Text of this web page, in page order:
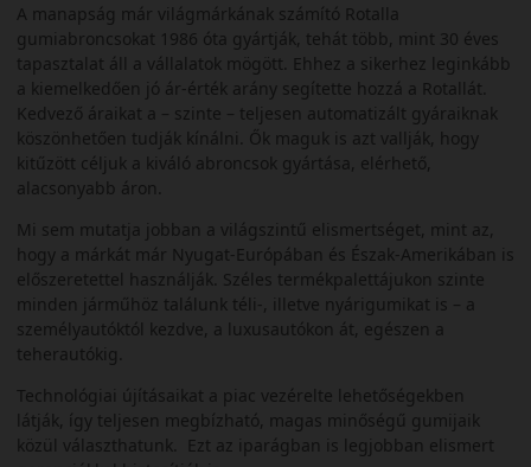
A manapság már világmárkának számító Rotalla
gumiabroncsokat 1986 óta gyártják, tehát több, mint 30 éves
tapasztalat áll a vállalatok mögött. Ehhez a sikerhez leginkább
a kiemelkedően jó ár-érték arány segítette hozzá a Rotallát.
Kedvező áraikat a – szinte – teljesen automatizált gyáraiknak
köszönhetően tudják kínálni. Ők maguk is azt vallják, hogy
kitűzött céljuk a kiváló abroncsok gyártása, elérhető,
alacsonyabb áron.
Mi sem mutatja jobban a világszintű elismertséget, mint az,
hogy a márkát már Nyugat-Európában és Észak-Amerikában is
előszeretettel használják. Széles termékpalettájukon szinte
minden járműhöz találunk téli-, illetve nyárigumikat is – a
személyautóktól kezdve, a luxusautókon át, egészen a
teherautókig.
Technológiai újításaikat a piac vezérelte lehetőségekben
látják, így teljesen megbízható, magas minőségű gumijaik
közül választhatunk. Ezt az iparágban is legjobban elismert